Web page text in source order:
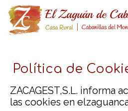
Política de
ZACAGEST,S.L. informa
las cookies en